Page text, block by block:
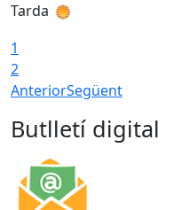
Tarda
1
2
AnteriorSegüent
Butlletí digital